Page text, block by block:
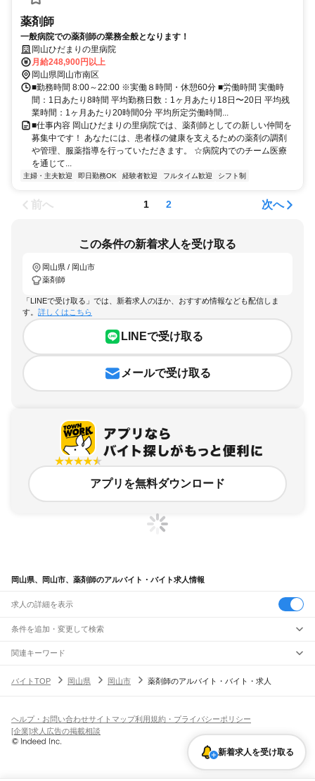
薬剤師
一般病院での薬剤師の業務全般となります！
岡山ひだまりの里病院
月給248,900円以上
岡山県岡山市南区
■勤務時間 8:00～22:00 ※実働８時間・休憩60分 ■労働時間 実働時
間：1日あたり8時間 平均勤務日数：1ヶ月あたり18日〜20日 平均残
業時間：1ヶ月あたり20時間0分 平均所定労働時間...
■仕事内容 岡山ひだまりの里病院では、薬剤師としての新しい仲間を
募集中です！ あなたには、患者様の健康を支えるための薬剤の調剤
や管理、服薬指導を行っていただきます。 ☆病院内でのチーム医療
を通じて...
主婦・主夫歓迎 即日勤務OK 経験者歓迎 フルタイム歓迎 シフト制
前へ 1 2 次へ
この条件の新着求人を受け取る
岡山県 / 岡山市
薬剤師
「LINEで受け取る」では、新着求人のほか、おすすめ情報なども配信しま
す。 詳しくはこちら
LINEで受け取る
メールで受け取る
アプリを無料ダウンロード
岡山県、岡山市、薬剤師のアルバイト・バイト求人情報
求人の詳細を表示
条件を追加・変更して検索
市区町村を追加・変更
岡山県すべて
倉敷市津山市玉野市笠岡市井原市総社市高梁市新見市備前市瀬戸内市
真庭市美作市浅口市 真庭郡苫田郡勝田郡英田郡
駅を追加・変更
三石駅 吉永駅和気駅 熊山駅 万富駅瀬戸駅上道駅東岡山駅 高島駅
JR山陽本線(岡山～三原)
岡山駅 北長瀬駅 新倉敷駅金光駅 鴨方駅 里庄駅
飲食・フードサービス
飲食・フードサービス
ホールスタッフ
皿洗い・洗い場精肉・鮮魚加工
バー（BAR）・バーテンダー
飲食店（店長・マネージャー）
特徴を追加・変更
人気
髪型・髪色自由ひげOKネイルOK
留学生・外国人活躍中
関連キーワード
岡山県 医療・看護師・薬剤師 医療事務 薬局
岡山県 岡山市 医療・看護師・薬剤師 正社員 歯科事務
バイトTOP 岡山県 岡山市 薬剤師のアルバイト・バイト・求人
新着求人を受け取る
ヘルプ・お問い合わせサイトマップ利用規約・プライバシーポリシー
[企業]求人広告の掲載相談